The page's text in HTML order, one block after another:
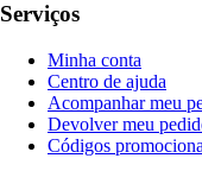
Serviços
Minha conta
Centro de ajuda
Acompanhar meu
Devolver meu
Códigos